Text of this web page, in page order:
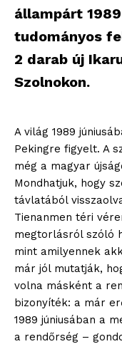
állampárt
tudományos
2 darab új
Szolnokon.
A világ 1989
Pekingre figyelt. A
még a magyar
Mondhatjuk, hogy
távlatából
Tienanmen téri
megtorlásról szóló
mint amilyennek
már jól mutatják,
volna másként a
bizonyíték: a már
1989 júniusában a
a rendőrség –